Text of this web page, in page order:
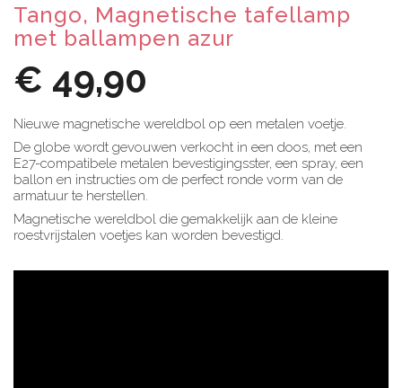
Tango, Magnetische tafellamp
met ballampen azur
€ 49,90
Nieuwe magnetische wereldbol op een metalen voetje.
De globe wordt gevouwen verkocht in een doos, met een
E27-compatibele metalen bevestigingsster, een spray, een
ballon en instructies om de perfect ronde vorm van de
armatuur te herstellen.
Magnetische wereldbol die gemakkelijk aan de kleine
roestvrijstalen voetjes kan worden bevestigd.